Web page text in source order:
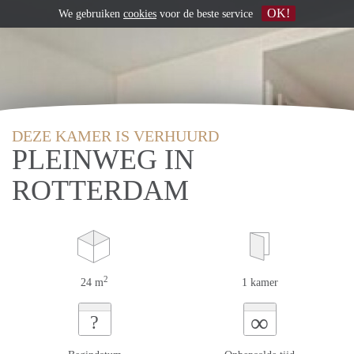
DEZE KAMER IS VERHUURD
PLEINWEG IN
ROTTERDAM
24 m2 1 kamer
? ∞
We gebruiken cookies voor de beste service OK!